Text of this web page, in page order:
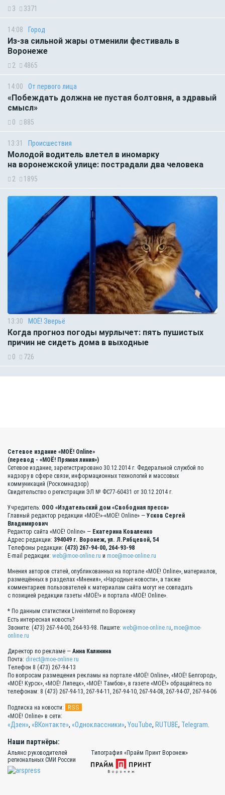
3 3371
14:08 Город
Из-за сильной жары отменили фестиваль в
Воронеже
2 4865
14:00 От первого лица
«Побеждать должна не пустая болтовня, а здравый
смысл»
0 885
13:31 Происшествия
Молодой водитель влетел в иномарку
на воронежской улице: пострадали два человека
2 1895
13:30 МОЁ! Зверьё
Когда прогноз погоды мурлычет: пять пушистых
причин не сидеть дома в выходные
0 726
Сетевое издание «МОЁ! Online»
(перевод - «МОЁ! Прямая линия»)
Сетевое издание, зарегистрировано 30.12.2014 г. Федеральной службой по
надзору в сфере связи, информационных технологий и массовых
коммуникаций (Роскомнадзор)
Свидетельство о регистрации ЭЛ № ФС77-60431 от 30.12.2014 г.
Учредитель: ООО «Издательский дом «Свободная пресса»
Главный редактор редакции «МОЁ!»-«МОЁ! Online» — Усков Сергей
Владимирович
Редактор сайта «МОЁ! Online» — Екатерина Коваленко
Адрес редакции: 394049 г. Воронеж, ул. Л.Рябцевой, 54
Телефоны редакции: (473) 267-94-00, 264-93-98
E-mail редакции: web@moe-online.ru и moe@moe-online.ru
Мнения авторов статей, опубликованных на портале «МОЁ! Online», материалов,
размещённых в разделах «Мнения», «Народные новости», а также
комментариев пользователей к материалам сайта могут не совпадать
с позицией редакции газеты «МОЁ!» и портала «МОЁ! Online».
* По данным статистики Liveinternet по Воронежу
Есть интересная новость?
Звоните: (473) 267-94-00, 264-93-98. Пишите: web@moe-online.ru, moe@moe-
online.ru
Директор по рекламе — Анна Калинина
Почта: direct@moe-online.ru
Телефон 8 (473) 267-94-13
По вопросам размещения рекламы на портале «МОЁ! Online», «МОЁ! Белгород»,
«МОЁ! Курск», «МОЁ! Липецк», «МОЁ! Тамбов», в газете «МОЁ!» обращайтесь по
телефонам: 8 (473) 267-94-13, 267-94-11, 267-94-10, 267-94-08, 267-94-07, 267-94-06
Подписка на новости: RSS
«МОЁ! Online» в сети:
«Дзен», «ВКонтакте», «Одноклассники», YouTube, RUTUBE, Telegram.
Наши партнёры:
Альянс руководителей
региональных СМИ России
Типография «Прайм Принт Воронеж»